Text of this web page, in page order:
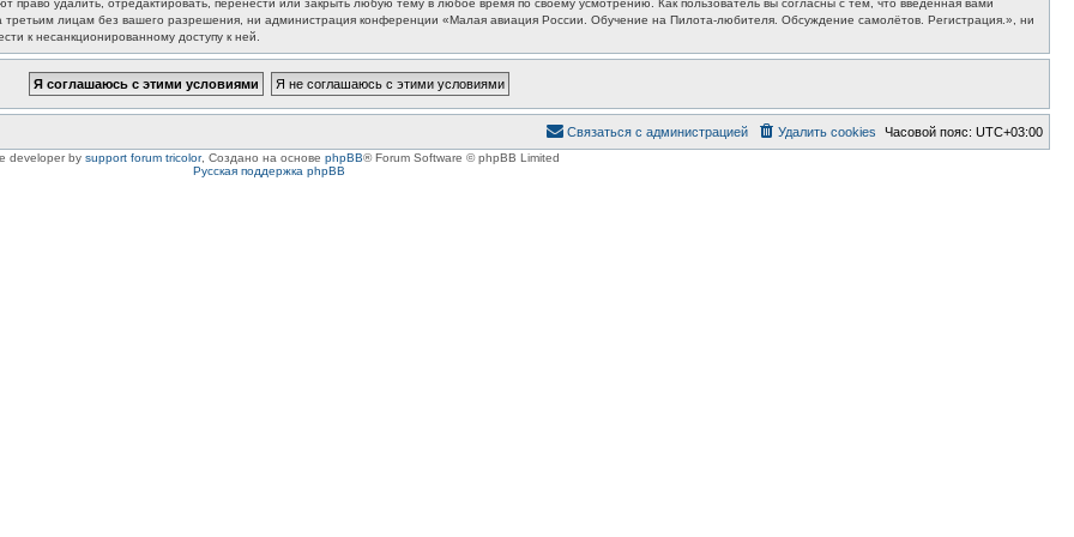
лицам без вашего разрешения, ни администрация конференции «Малая авиация России. Обучение на Пилота-любителя. Обсуждение самолётов. Регистрация.», ни
к несанкционированному доступу к ней.
Часовой пояс: UTC+03:00
Удалить cookies
Связаться с администрацией
developer by support forum tricolor, Создано на основе phpBB® Forum Software © phpBB Limited
Русская поддержка phpBB